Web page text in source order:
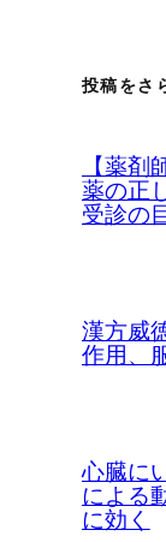
投稿をさ
【薬
薬の正
受診の
漢方威
作用、
心臓に
による
に効く